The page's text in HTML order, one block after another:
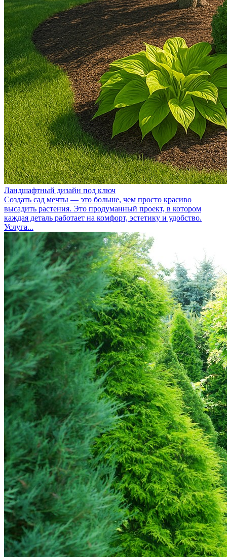
Ландшафтный дизайн под ключ
Создать сад мечты — это больше, чем просто красиво
высадить растения. Это продуманный проект, в котором
каждая деталь работает на комфорт, эстетику и удобство.
Услуга...